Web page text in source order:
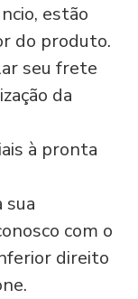
estão
do produto.
seu frete
da
à pronta
sua
com o
direito